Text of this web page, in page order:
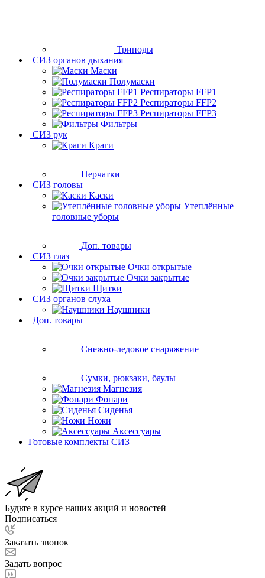
Триподы
СИЗ органов дыхания
Маски
Полумаски
Респираторы FFP1
Респираторы FFP2
Респираторы FFP3
Фильтры
СИЗ рук
Краги
Перчатки
СИЗ головы
Каски
Утеплённые
головные уборы
Доп. товары
СИЗ глаз
Очки открытые
Очки закрытые
Щитки
СИЗ органов слуха
Наушники
Доп. товары
Снежно-ледовое снаряжение
Сумки, рюкзаки, баулы
Магнезия
Фонари
Сиденья
Ножи
Аксессуары
Готовые комплекты СИЗ
Будьте в курсе наших акций и новостей
Подписаться
Заказать звонок
Задать вопрос